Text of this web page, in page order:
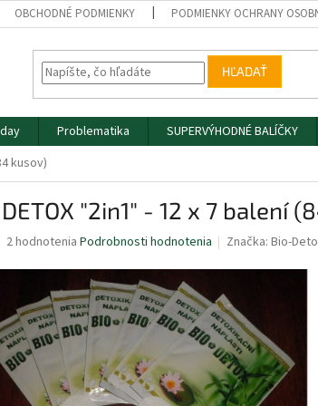
OBCHODNÉ PODMIENKY PODMIENKY OCHRANY
HĽADAŤ
Problematika SUPERVÝHODNÉ BALÍČKY
kusov)
"2in1" - 12 x 7 balení
Priemerné
produktu
5,0
z
5
hviezdičiek.
2 hodnotenia Podrobnosti hodnotenia Značka:Bio-